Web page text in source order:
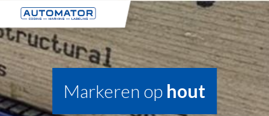
Markeren op hout